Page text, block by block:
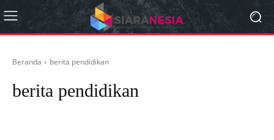
Beranda berita pendidikan
berita pendidikan